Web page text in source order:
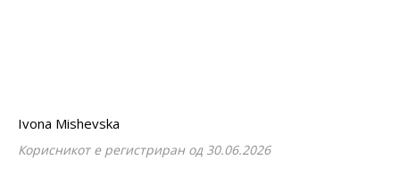
Ivona Mishevska
Корисникот е регистриран од 30.06.2026